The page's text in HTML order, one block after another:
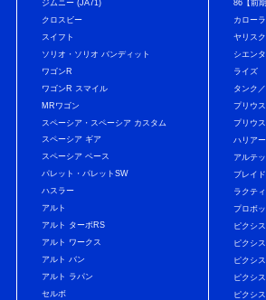
ジムニー (JA71)
クロスビー
スイフト
ソリオ・ソリオ バンディット
ワゴンR
ワゴンR スマイル
MRワゴン
スペーシア・スペーシア カスタム
スペーシア ギア
スペーシア ベース
パレット・パレットSW
ハスラー
アルト
アルト ターボRS
アルト ワークス
アルト バン
アルト ラパン
セルボ
86【前
カロー
ヤリス
シエンタ
ライズ
タンク
プリウス
プリウ
ハリアー
アルテ
ブレイド
ラクテ
プロボ
ピクシ
ピクシ
ピクシ
ピクシ
ピクシ